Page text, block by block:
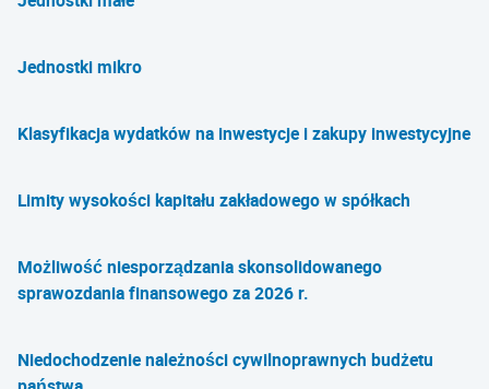
Jednostki mikro
Klasyfikacja wydatków na inwestycje i zakupy inwestycyjne
Limity wysokości kapitału zakładowego w spółkach
Możliwość niesporządzania skonsolidowanego
sprawozdania finansowego za 2026 r.
Niedochodzenie należności cywilnoprawnych budżetu